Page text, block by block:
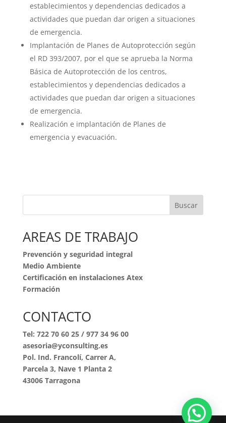
establecimientos y dependencias dedicados a
actividades que puedan dar origen a situaciones
de emergencia.
Implantación de Planes de Autoprotección según
el RD 393/2007, por el que se aprueba la Norma
Básica de Autoprotección de los centros,
establecimientos y dependencias dedicados a
actividades que puedan dar origen a situaciones
de emergencia.
Realización e implantación de Planes de
emergencia y evacuación.
Buscar
AREAS DE TRABAJO
Prevención y seguridad integral
Medio Ambiente
Certificación en instalaciones Atex
Formación
CONTACTO
Tel: 722 70 60 25/ 977 34 96 00
asesoria@yconsulting.es
Pol. Ind. Francolí, Carrer A,
Parcela 3, Nave 1 Planta 2
43006 Tarragona